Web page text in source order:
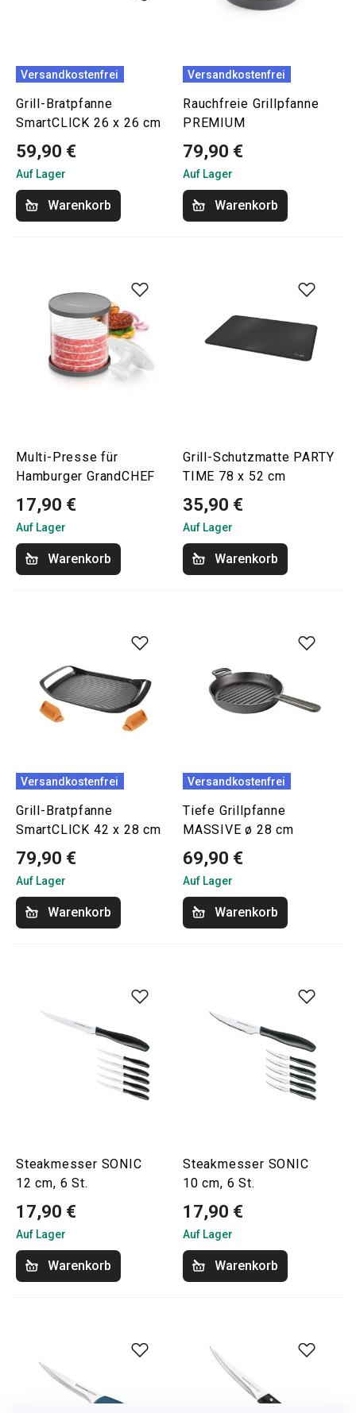
Versandkostenfrei
Grill-Bratpfanne
SmartCLICK 26 x 26 cm
59,90 €
Auf Lager
Warenkorb
Versandkostenfrei
Rauchfreie Grillpfanne
PREMIUM
79,90 €
Auf Lager
Warenkorb
Multi-Presse für
Hamburger GrandCHEF
17,90 €
Auf Lager
Warenkorb
Grill-Schutzmatte PARTY
TIME 78 x 52 cm
35,90 €
Auf Lager
Warenkorb
Versandkostenfrei
Grill-Bratpfanne
SmartCLICK 42 x 28 cm
79,90 €
Auf Lager
Warenkorb
Versandkostenfrei
Tiefe Grillpfanne
MASSIVE ø 28 cm
69,90 €
Auf Lager
Warenkorb
Steakmesser SONIC
12 cm, 6 St.
17,90 €
Auf Lager
Warenkorb
Steakmesser SONIC
10 cm, 6 St.
17,90 €
Auf Lager
Warenkorb